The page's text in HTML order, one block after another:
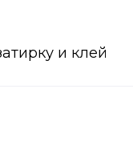
и клей